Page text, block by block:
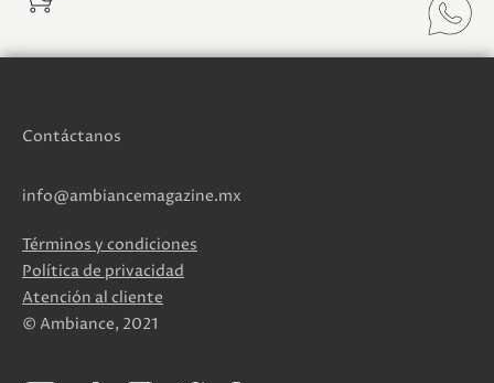
Contáctanos
info@ambiancemagazine.mx
Términos y condiciones
Política de privacidad
Atención al cliente
© Ambiance, 2021